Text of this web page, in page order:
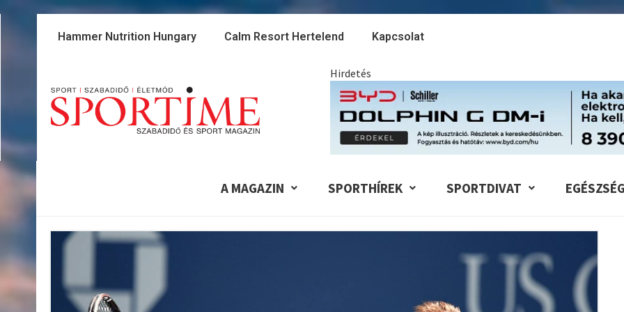
Hammer Nutrition Hungary Calm Resort Hertelend Kapcsolat
Hirdetés
A MAGAZIN SPORTHÍREK SPORTDIVAT EGÉSZSÉG